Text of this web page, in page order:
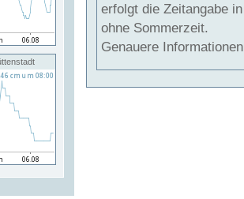
erfolgt die Zeitangabe
ohne Sommerzeit.
Genauere